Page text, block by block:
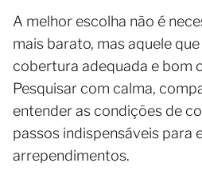
A melhor escolha não é
mais barato, mas aquele
cobertura adequada e bom
Pesquisar com calma,
entender as condições de
passos indispensáveis para
arrependimentos.